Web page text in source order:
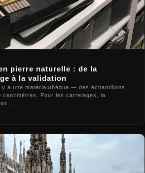
pierre naturelle : de la
à la validation
y a une matériauthèque — des échantillons
centimètres. Pour les carrelages, la